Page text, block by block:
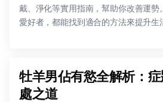
戴、淨化等實用指南，幫助你改善運勢
愛好者，都能找到適合的方法來提升生
牡羊男佔有慾全解析：
處之道